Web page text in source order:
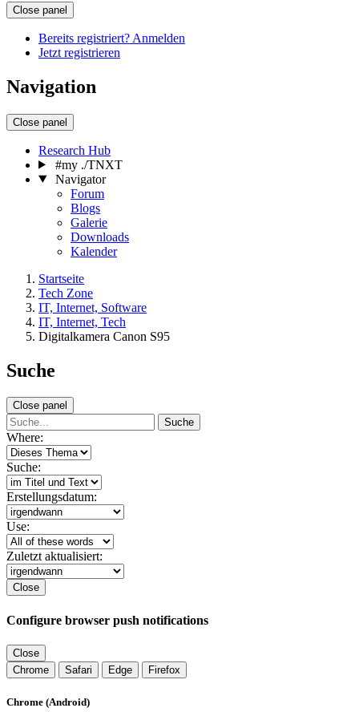
Close panel
Bereits registriert? Anmelden
Jetzt registrieren
Navigation
Close panel
Research Hub
#my ./TNXT
Navigator
Forum
Blogs
Galerie
Downloads
Kalender
Startseite
Tech Zone
IT, Internet, Software
IT, Internet, Tech
Digitalkamera Canon S95
Suche
Close panel
Suche
Where:
Suche:
Erstellungsdatum:
Use:
Zuletzt aktualisiert:
Close
Configure browser push notifications
Close
Chrome
Safari Edge Firefox
Chrome (Android)